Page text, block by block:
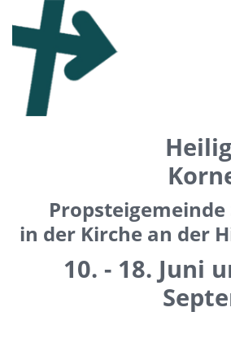
in der Kirche an der
10. - 18. Juni